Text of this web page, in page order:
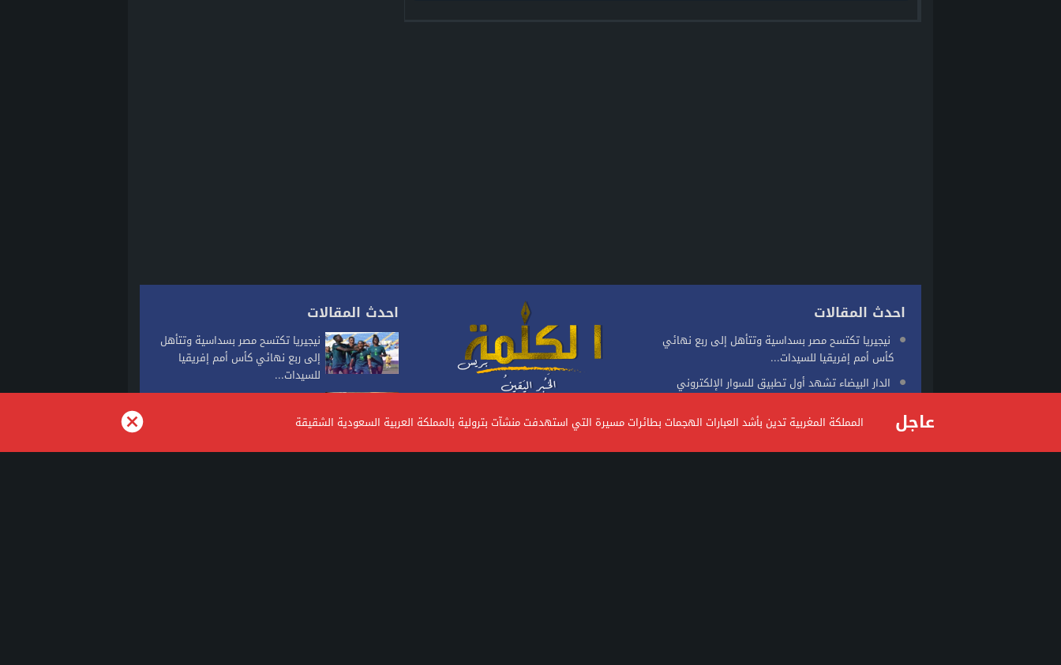
احدث المقالات
نيجيريا تكتسح مصر بسداسية وتتأهل إلى ربع نهائي
كأس أمم إفريقيا للسيدات...
الدار البيضاء تشهد أول تطبيق للسوار الإلكتروني
توقعات طقس اليوم الخميس بالمغرب
مراكش.. توقيف شخص متهم بابتزاز سائحين أجنبيين
شركة، تأسس منذ سنة 2023، يهتم بالأخبار السياسية
احدث المقالات
نيجيريا تكتسح مصر بسداسية وتتأهل
إلى ربع نهائي كأس أمم إفريقيا
للسيدات...
الإلكتروني في قضية شيك
توقعات طقس اليوم الخميس بالمغرب
عاجل المملكة المغربية تدين بأشد العبارات الهجمات بطائرات مسيرة التي استهدفت منشآت بترولية بالمملكة العربية السعودية الشقيقة